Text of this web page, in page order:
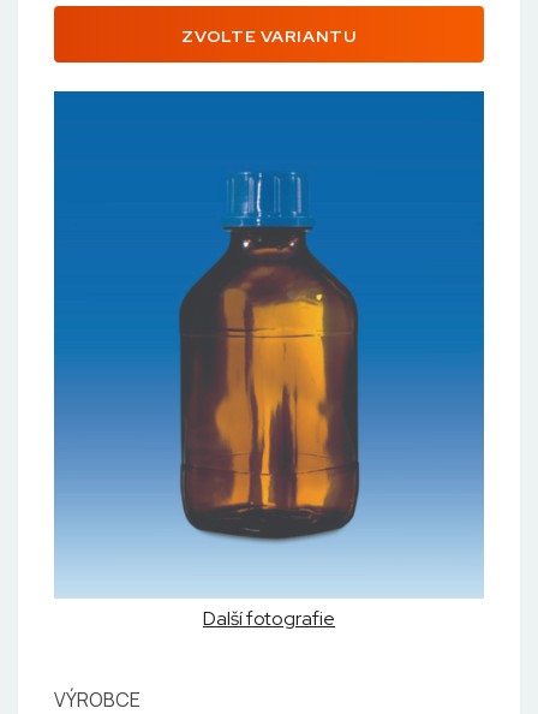
Další fotografie
ZVOLTE VARIANTU
VÝROBCE